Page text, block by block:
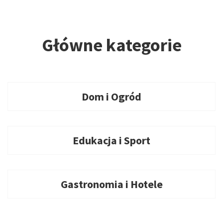
Główne kategorie
Dom i Ogród
Edukacja i Sport
Gastronomia i Hotele